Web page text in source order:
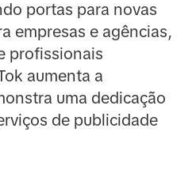
portas para novas
empresas e agências,
profissionais
aumenta a
uma dedicação
de publicidade